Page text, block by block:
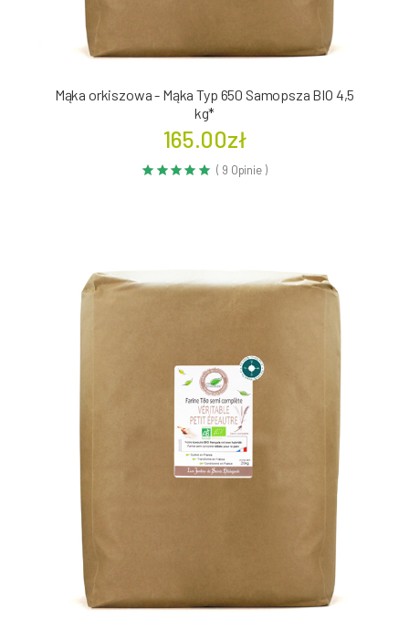
Mąka orkiszowa - Mąka Typ 650 Samopsza BIO 4,5
kg*
165.00zł
( 9 Opinie )